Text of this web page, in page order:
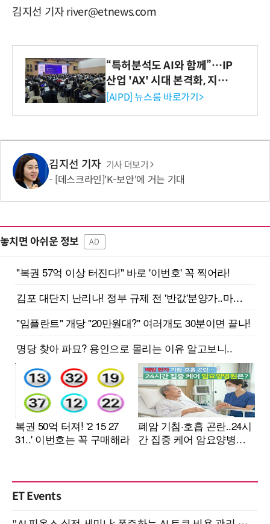
김지선 기자 river@etnews.com
“특허분석도 AI와 함께”…IP
산업 'AX' 시대 본격화, 지식
재산처 1호 AI IP데이터분석
[AIPD] 뉴스룸 바로가기>
김지선 기자 기사 더보기
[데스크라인]'K-보안'에 거는 기대
놓치면 아쉬운 정보 AD
ET Events